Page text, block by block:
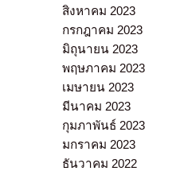
สิงหาคม 2023
กรกฎาคม 2023
มิถุนายน 2023
พฤษภาคม 2023
เมษายน 2023
มีนาคม 2023
กุมภาพันธ์ 2023
มกราคม 2023
ธันวาคม 2022